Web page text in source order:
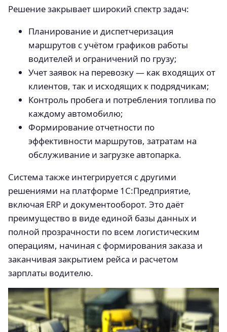
Решение закрывает широкий спектр задач:
Планирование и диспетчеризация
маршрутов с учётом графиков работы
водителей и ограничений по грузу;
Учет заявок на перевозку — как входящих от
клиентов, так и исходящих к подрядчикам;
Контроль пробега и потребления топлива по
каждому автомобилю;
Формирование отчетности по
эффективности маршрутов, затратам на
обслуживание и загрузке автопарка.
Система также интегрируется с другими
решениями на платформе 1С:Предприятие,
включая ERP и документооборот. Это даёт
преимущество в виде единой базы данных и
полной прозрачности по всем логистическим
операциям, начиная с формирования заказа и
заканчивая закрытием рейса и расчетом
зарплаты водителю.